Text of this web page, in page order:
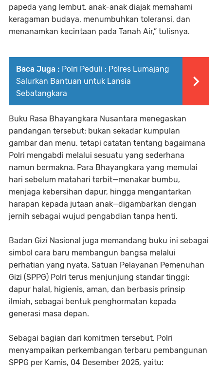
papeda yang lembut, anak-anak diajak memahami
keragaman budaya, menumbuhkan toleransi, dan
menanamkan kecintaan pada Tanah Air,” tulisnya.
Baca Juga : Polri Peduli : Polres Lumajang
Salurkan Bantuan untuk Lansia
Sebatangkara
Buku Rasa Bhayangkara Nusantara menegaskan
pandangan tersebut: bukan sekadar kumpulan
gambar dan menu, tetapi catatan tentang bagaimana
Polri mengabdi melalui sesuatu yang sederhana
namun bermakna. Para Bhayangkara yang memulai
hari sebelum matahari terbit—menakar bumbu,
menjaga kebersihan dapur, hingga mengantarkan
harapan kepada jutaan anak—digambarkan dengan
jernih sebagai wujud pengabdian tanpa henti.
Badan Gizi Nasional juga memandang buku ini sebagai
simbol cara baru membangun bangsa melalui
perhatian yang nyata. Satuan Pelayanan Pemenuhan
Gizi (SPPG) Polri terus menjunjung standar tinggi:
dapur halal, higienis, aman, dan berbasis prinsip
ilmiah, sebagai bentuk penghormatan kepada
generasi masa depan.
Sebagai bagian dari komitmen tersebut, Polri
menyampaikan perkembangan terbaru pembangunan
SPPG per Kamis, 04 Desember 2025, yaitu: